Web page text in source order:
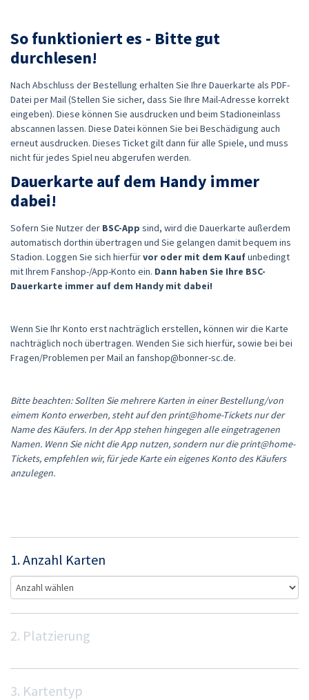
So funktioniert es - Bitte gut
durchlesen!
Nach Abschluss der Bestellung erhalten Sie Ihre Dauerkarte als PDF-
Datei per Mail (Stellen Sie sicher, dass Sie Ihre Mail-Adresse korrekt
eingeben). Diese können Sie ausdrucken und beim Stadioneinlass
abscannen lassen. Diese Datei können Sie bei Beschädigung auch
erneut ausdrucken. Dieses Ticket gilt dann für alle Spiele, und muss
nicht für jedes Spiel neu abgerufen werden.
Dauerkarte auf dem Handy immer
dabei!
Sofern Sie Nutzer der BSC-App sind, wird die Dauerkarte außerdem
automatisch dorthin übertragen und Sie gelangen damit bequem ins
Stadion. Loggen Sie sich hierfürvor oder mit dem Kaufunbedingt
mit Ihrem Fanshop-/App-Konto ein. Dann haben Sie Ihre BSC-
Dauerkarte immer auf dem Handy mit dabei!
Wenn Sie Ihr Konto erst nachträglich erstellen, können wir die Karte
nachträglich noch übertragen. Wenden Sie sich hierfür, sowie bei bei
Fragen/Problemen per Mail an fanshop@bonner-sc.de.
Bitte beachten: Sollten Sie mehrere Karten in einer Bestellung/von
eimem Konto erwerben, steht auf den print@home-Tickets nur der
Name des Käufers. In der App stehen hingegen alle eingetragenen
Namen. Wenn Sie nicht die App nutzen, sondern nur die print@home-
Tickets, empfehlen wir, für jede Karte ein eigenes Konto des Käufers
anzulegen.
1. Anzahl Karten
2. Platzierung
3. Kartentyp